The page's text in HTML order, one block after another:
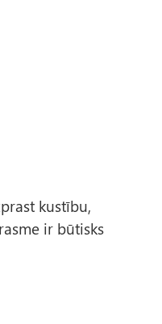
kustību,
ir būtisks